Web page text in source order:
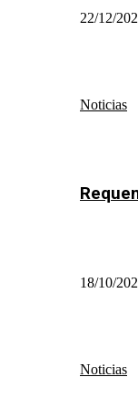
22/12/
Noticias
18/10/
Noticias